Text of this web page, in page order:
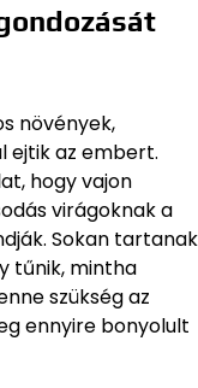
növények,
ejtik az embert.
hogy vajon
virágoknak a
Sokan tartanak
tűnik, mintha
szükség az
ennyire bonyolult